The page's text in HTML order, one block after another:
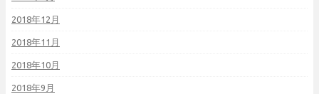
2018年12月
2018年11月
2018年10月
2018年9月